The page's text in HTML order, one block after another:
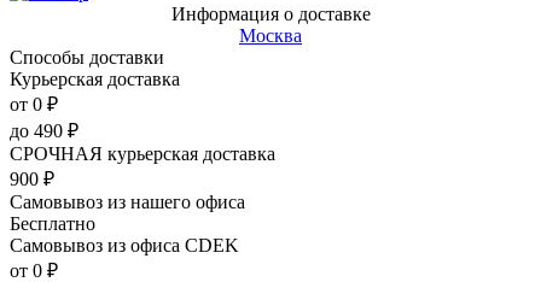
Информация о доставке
Москва
Способы доставки
Курьерская доставка
от 0 ₽
до 490 ₽
СРОЧНАЯ курьерская доставка
900 ₽
Самовывоз из нашего офиса
Бесплатно
Самовывоз из офиса CDEK
от 0 ₽